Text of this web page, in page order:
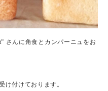
さんに角食とカンパーニュをお
け付けております。